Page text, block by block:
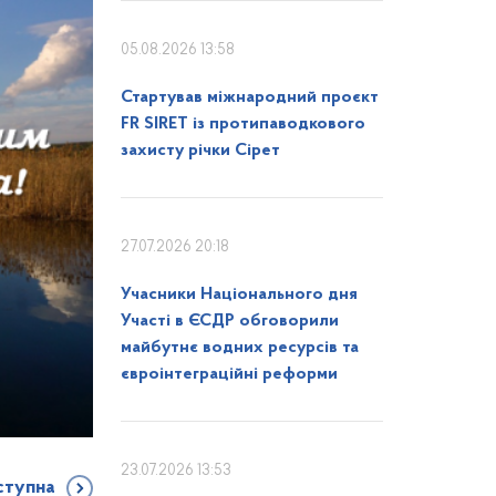
05.08.2026 13:58
Стартував міжнародний проєкт
FR SIRET із протипаводкового
захисту річки Сірет
27.07.2026 20:18
Учасники Національного дня
Участі в ЄСДР обговорили
майбутнє водних ресурсів та
євроінтеграційні реформи
23.07.2026 13:53